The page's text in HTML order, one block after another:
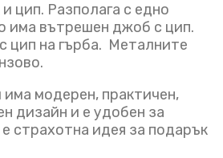
цип. Разполага с едно
има вътрешен джоб с цип.
цип на гърба. Металните
модерен, практичен,
дизайн и е удобен за
страхотна идея за подарък